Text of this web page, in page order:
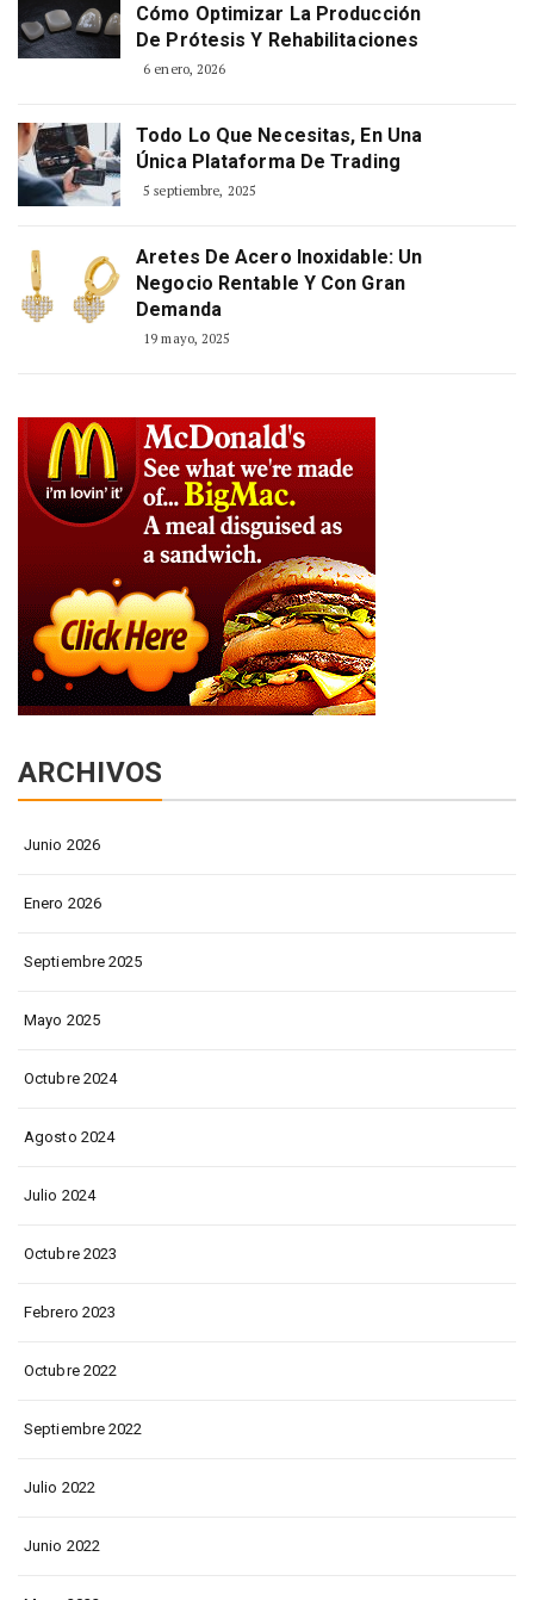
Cómo Optimizar La Producción
De Prótesis Y Rehabilitaciones
6 enero, 2026
Todo Lo Que Necesitas, En Una
Única Plataforma De Trading
5 septiembre, 2025
Aretes De Acero Inoxidable: Un
Negocio Rentable Y Con Gran
Demanda
19 mayo, 2025
ARCHIVOS
Junio 2026
Enero 2026
Septiembre 2025
Mayo 2025
Octubre 2024
Agosto 2024
Julio 2024
Octubre 2023
Febrero 2023
Octubre 2022
Septiembre 2022
Julio 2022
Junio 2022